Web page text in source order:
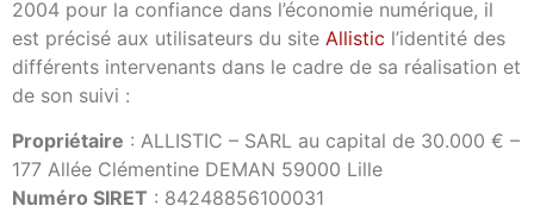
2004 pour la confiance dans l’économie numérique, il
est précisé aux utilisateurs du site Allistic l’identité des
différents intervenants dans le cadre de sa réalisation et
de son suivi :
Propriétaire : ALLISTIC – SARL au capital de 30.000 € –
177 Allée Clémentine DEMAN 59000 Lille
Numéro SIRET : 84248856100031